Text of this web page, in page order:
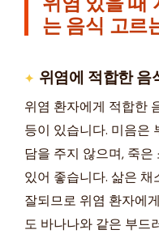
는 음식 고르
위염에 적합한 음
위염 환자에게 적합한
등이 있습니다. 미음은
담을 주지 않으며, 죽
있어 좋습니다. 삶은
잘되므로 위염 환자에
도 바나나와 같은 부드